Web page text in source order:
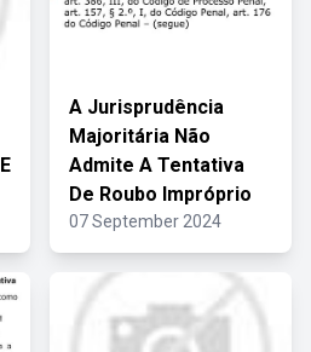
A Jurisprudência
Majoritária Não
Admite A Tentativa
De Roubo Impróprio
07 September 2024